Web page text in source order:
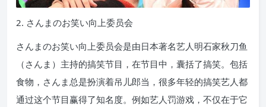
2. さんまのお笑い向上委员会
さんまのお笑い向上委员会是由日本著名艺人明石家秋刀鱼
（さんま）主持的搞笑节目，在节目中，囊括了搞笑。包括
食物，さんま总是扮演着吊儿郎当，很多年轻的搞笑艺人都
通过这个节目赢得了知名度。例如艺人罚游戏，不仅在于它